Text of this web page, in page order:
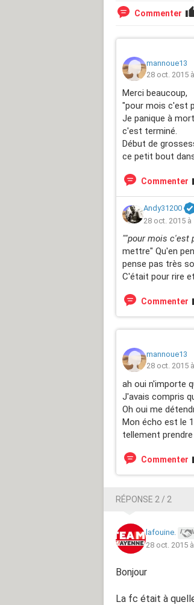
Commenter
mannoue13
28 oct. 2015
Merci beaucoup,
"pour mois c'est
Je panique à
c'est terminé.
Début de
ce petit bout
Commenter
Andy31200
28 oct. 2015 à
""pour mois c'est
mettre" Qu'en
pense pas très
C'était pour rire
Commenter
mannoue13
28 oct. 2015
ah oui n'importe
J'avais compris
Oh oui me
Mon écho est le
tellement
Commenter
RÉPONSE 2 / 2
lafouine.
28 oct. 2015
Bonjour
La fc était à